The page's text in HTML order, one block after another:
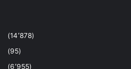
(14٬878)
(95)
(6٬955)